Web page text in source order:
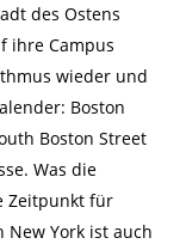
des Ostens
ihre Campus
wieder und
Boston
Boston Street
Was die
Zeitpunkt für
New York ist auch